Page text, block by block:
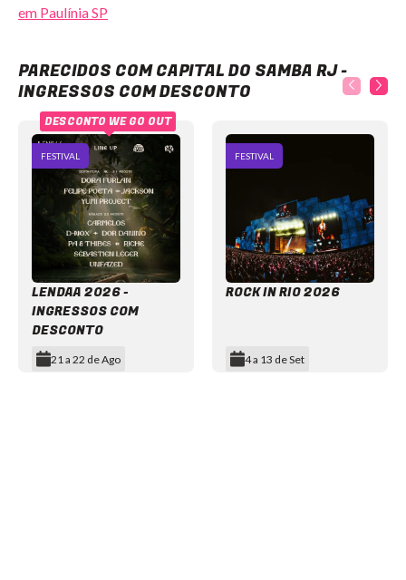
em Paulínia SP
PARECIDOS COM CAPITAL DO SAMBA RJ -
INGRESSOS COM DESCONTO
FESTIVAL
LENDAA 2026 -
INGRESSOS COM
DESCONTO
21 a 22 de Ago
DESCONTO WE GO OUT
FESTIVAL
ROCK IN RIO 2026
4 a 13 de Set